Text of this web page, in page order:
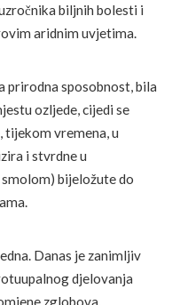
biljnih bolesti i
aridnim uvjetima.
prirodna sposobnost, bila
ozljede, cijedi se
tijekom vremena, u
i stvrdne u
bijeložute do
Danas je zanimljiv
djelovanja
zglobova.